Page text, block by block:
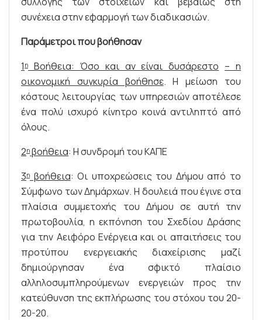
συνέχεια στην εφαρμογή των διαδικασιών.
Παράμετροι που βοήθησαν
1 η Βοήθεια: Όσο και αν είναι δυσάρεστο – η
οικονομική συγκυρία βοήθησε. Η μείωση του
κόστους λειτουργίας των υπηρεσιών αποτέλεσε
ένα πολύ ισχυρό κίνητρο κοινά αντιληπτό από
όλους.
2η βοήθεια: Η συνδρομή του ΚΑΠΕ
3η βοήθεια: Οι υποχρεώσεις του Δήμου από το
Σύμφωνο των Δημάρχων. Η δουλειά που έγινε στα
πλαίσια συμμετοχής του Δήμου σε αυτή την
πρωτοβουλία, η εκπόνηση του Σχεδίου Δράσης
για την Αειφόρο Ενέργεια και οι απαιτήσεις του
προτύπου ενεργειακής διαχείρισης μαζί
δημιούργησαν ένα σφικτό πλαίσιο
αλληλοσυμπληρούμενων ενεργειών προς την
κατεύθυνση της εκπλήρωσης του στόχου του 20-
20-20.